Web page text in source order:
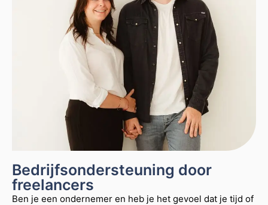
Bedrijfsondersteuning door
freelancers
Ben je een ondernemer en heb je het gevoel dat je tijd of